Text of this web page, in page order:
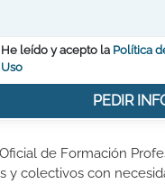
He leído y acepto la Política
Uso
PEDIR
de Formación
y colectivos con